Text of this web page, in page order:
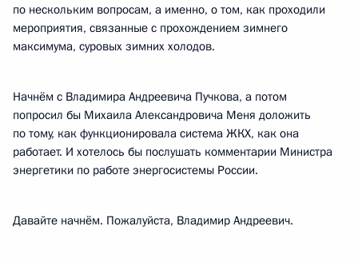
по нескольким вопросам, а именно, о том, как проходили
мероприятия, связанные с прохождением зимнего
максимума, суровых зимних холодов.
Начнём с Владимира Андреевича Пучкова, а потом
попросил бы Михаила Александровича Меня доложить
по тому, как функционировала система ЖКХ, как она
работает. И хотелось бы послушать комментарии Министра
энергетики по работе энергосистемы России.
Давайте начнём. Пожалуйста, Владимир Андреевич.